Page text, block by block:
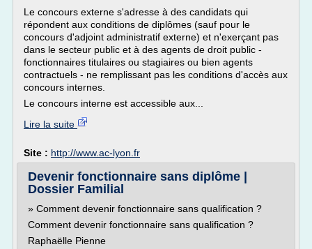
Le concours externe s'adresse à des candidats qui
répondent aux conditions de diplômes (sauf pour le
concours d'adjoint administratif externe) et n'exerçant pas
dans le secteur public et à des agents de droit public -
fonctionnaires titulaires ou stagiaires ou bien agents
contractuels - ne remplissant pas les conditions d'accès aux
concours internes.
Le concours interne est accessible aux...
Lire la suite
Site : http://www.ac-lyon.fr
Devenir fonctionnaire sans diplôme |
Dossier Familial
» Comment devenir fonctionnaire sans qualification ?
Comment devenir fonctionnaire sans qualification ?
Raphaëlle Pienne